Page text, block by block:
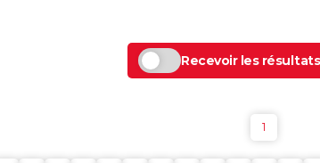
Recevoir les résultats
1